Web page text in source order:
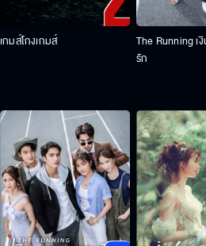
เกมส์โกงเกมส์
The Running เ
รัก